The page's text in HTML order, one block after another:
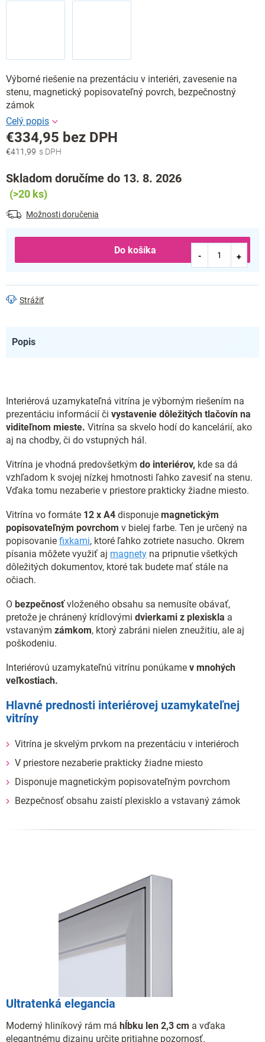
Výborné riešenie na prezentáciu v interiéri, zavesenie na
stenu, magnetický popisovateľný povrch, bezpečnostný
zámok
€411,99
€334,95 bez DPH
Jednotková
Skladom doručíme do 13. 8. 2026
(>20 ks)
Možnosti doručenia
Do košíka
Strážiť
Popis
Interiérová uzamykateľná vitrína je výborným riešením na
prezentáciu informácií či vystavenie dôležitých tlačovín na
viditeľnom mieste. Vitrína sa skvelo hodí do kancelárií, ako
aj na chodby, či do vstupných hál.
Vitrína je vhodná predovšetkým do interiérov, kde sa dá
vzhľadom k svojej nízkej hmotnosti ľahko zavesiť na stenu.
Vďaka tomu nezaberie v priestore prakticky žiadne miesto.
Vitrína vo formáte 12 x A4 disponuje magnetickým
popisovateľným povrchom v bielej farbe. Ten je určený na
popisovanie fixkami, ktoré ľahko zotriete nasucho. Okrem
písania môžete využiť aj magnety na pripnutie všetkých
dôležitých dokumentov, ktoré tak budete mať stále na
očiach.
O bezpečnosťvloženého obsahu sa nemusíte obávať,
pretože je chránený krídlovými dvierkami z plexiskla a
vstavaným zámkom, ktorý zabráni nielen zneužitiu, ale aj
poškodeniu.
Interiérovú uzamykateľnú vitrínu ponúkame v mnohých
veľkostiach.
Hlavné prednosti interiérovej uzamykateľnej
vitríny
Vitrína je skvelým prvkom na prezentáciu v interiéroch
V priestore nezaberie prakticky žiadne miesto
Disponuje magnetickým popisovateľným povrchom
Bezpečnosť obsahu zaistí plexisklo a vstavaný zámok
Ultratenká elegancia
Moderný hliníkový rám má hĺbku len 2,3 cm a vďaka
elegantnému dizajnu určite pritiahne pozornosť.